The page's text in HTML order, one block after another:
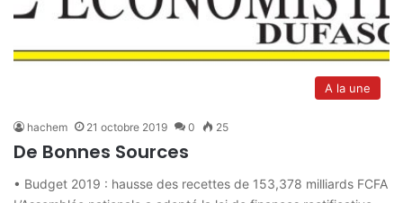
A la une
hachem 21 octobre 2019 0 25
De Bonnes Sources
• Budget 2019 : hausse des recettes de 153,378 milliards FCFA